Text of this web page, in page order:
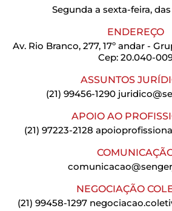
Segunda a sexta-feira, das
ENDEREÇO
Av. Rio Branco, 277, 17º andar -
Cep: 20.040-
ASSUNTOS
(21) 99456-1290
APOIO AO
(21) 97223-2128
NEGOCIAÇÃO
(21) 99458-1297